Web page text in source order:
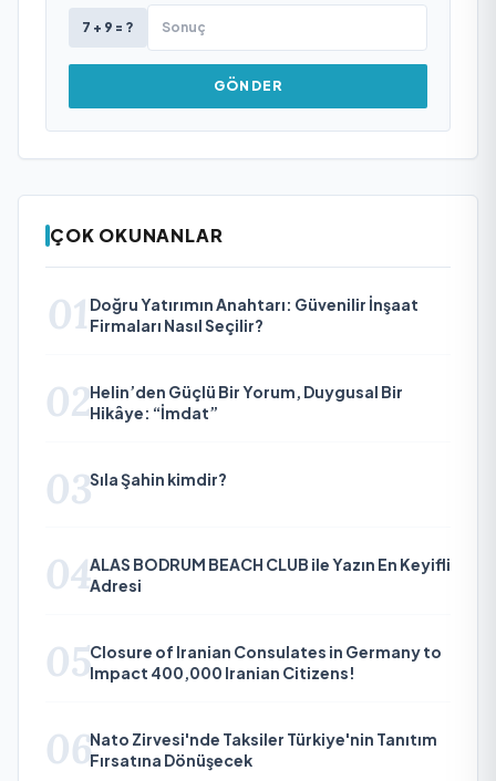
7 + 9 = ?
GÖNDER
ÇOK OKUNANLAR
01 Doğru Yatırımın Anahtarı: Güvenilir İnşaat
Firmaları Nasıl Seçilir?
02Helin’den Güçlü Bir Yorum, Duygusal Bir
Hikâye: “İmdat”
03Sıla Şahin kimdir?
04ALAS BODRUM BEACH CLUB ile Yazın En Keyifli
Adresi
05Closure of Iranian Consulates in Germany to
Impact 400,000 Iranian Citizens!
06Nato Zirvesi'nde Taksiler Türkiye'nin Tanıtım
Fırsatına Dönüşecek